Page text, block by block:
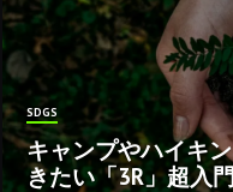
SDGS
キャンプやハイキ
きたい「3R」超入